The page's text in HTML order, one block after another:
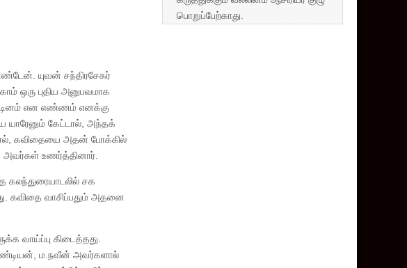
யுவன் சந்திரசேகர்
ஒரு புதிய அனுபவமாக
கடினம் என எண்ணம் எனக்கு
யாரேனும் கேட்டால், அந்தக்
கவிதையை அதன் போக்கில்
அவர்கள் உணர்த்தினார்.
கலந்துரையாடலில் சக
கவிதை வாசிப்பதும் அதனை
வாய்ப்பு கிடைத்தது.
ம.நவீன் அவர்களால்
பொறுப்பேற்காது.